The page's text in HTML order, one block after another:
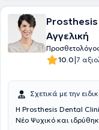
Prosthesis
Αγγελική
10.0|7
Σχετικά με την
Η Prosthesis Dental
Νέο Ψυχικό και